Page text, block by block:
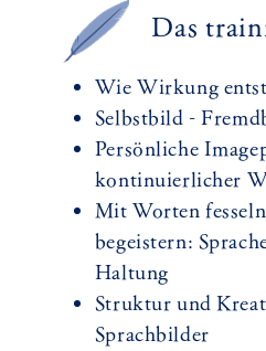
Das
Wie Wirkung
Selbstbild -
Persönliche
kontinuierlicher
Mit Worten
begeistern:
Haltung
Struktur und
Sprachbilder